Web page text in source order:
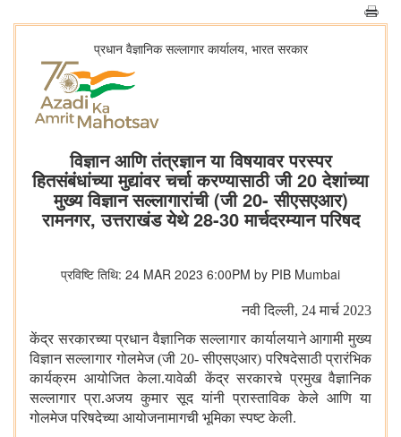
प्रधान वैज्ञानिक सल्लागार कार्यालय, भारत सरकार
विज्ञान आणि तंत्रज्ञान या विषयावर परस्पर
हितसंबंधांच्या मुद्यांवर चर्चा करण्यासाठी जी 20 देशांच्या
मुख्य विज्ञान सल्लागारांची (जी 20- सीएसएआर)
रामनगर, उत्तराखंड येथे 28-30 मार्चदरम्यान परिषद
प्रविष्टि तिथि: 24 MAR 2023 6:00PM by PIB Mumbai
नवी दिल्ली, 24 मार्च 2023
केंद्र सरकारच्या प्रधान वैज्ञानिक सल्लागार कार्यालयाने आगामी मुख्य
विज्ञान सल्लागार गोलमेज (जी 20- सीएसएआर) परिषदेसाठी प्रारंभिक
कार्यक्रम आयोजित केला.यावेळी केंद्र सरकारचे प्रमुख वैज्ञानिक
सल्लागार प्रा.अजय कुमार सूद यांनी प्रास्ताविक केले आणि या
गोलमेज परिषदेच्या आयोजनामागची भूमिका स्पष्ट केली.